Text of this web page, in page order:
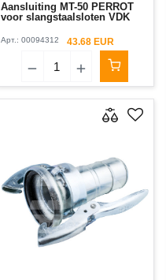
Aansluiting MT-50 PERROT
voor slangstaalsloten VDK
Арт.: 00094312 43.68 EUR